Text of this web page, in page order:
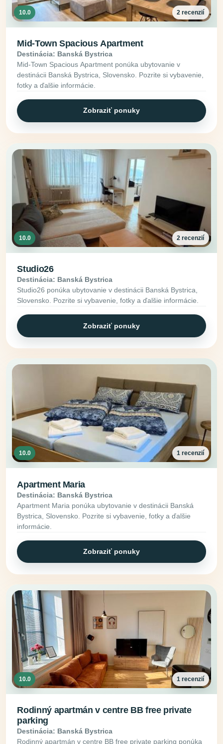
10.0 2 recenzií
Mid-Town Spacious Apartment
Destinácia: Banská Bystrica
Mid-Town Spacious Apartment ponúka ubytovanie v
destinácii Banská Bystrica, Slovensko. Pozrite si vybavenie,
fotky a ďalšie informácie.
Zobraziť ponuky
10.0 2 recenzií
Studio26
Destinácia: Banská Bystrica
Studio26 ponúka ubytovanie v destinácii Banská Bystrica,
Slovensko. Pozrite si vybavenie, fotky a ďalšie informácie.
Zobraziť ponuky
10.0 1 recenzií
Apartment Maria
Destinácia: Banská Bystrica
Apartment Maria ponúka ubytovanie v destinácii Banská
Bystrica, Slovensko. Pozrite si vybavenie, fotky a ďalšie
informácie.
Zobraziť ponuky
10.0 1 recenzií
Rodinný apartmán v centre BB free private
parking
Destinácia: Banská Bystrica
Rodinný apartmán v centre BB free private parking ponúka